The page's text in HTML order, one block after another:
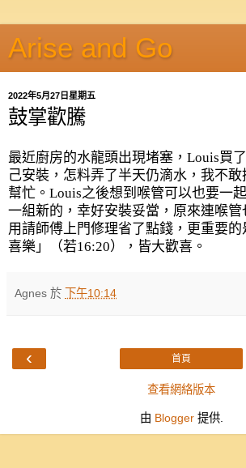
Arise and Go
2022年5月27日星期五
鼓掌歡騰
最近廚房的水龍頭出現堵塞， Louis買
己安裝，怎料弄了半天仍滴水，我不
幫忙。 Louis之後想到 喉管可以也要一
一組新的，幸好安裝妥當，原來連喉
用請師傅上門修理省了點錢，更重要
喜樂」（若16:20），皆大歡喜。
Agnes 於 下午10:14
‹ 首頁
查看網絡版本
由 Blogger提供.